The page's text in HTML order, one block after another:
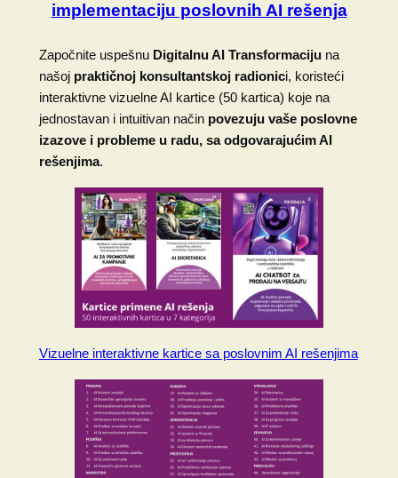
implementaciju poslovnih AI rešenja
Započnite uspešnu Digitalnu AI Transformacijuna
našoj praktičnoj konsultantskoj radionici, koristeći
interaktivne vizuelne AI kartice (50 kartica) koje na
jednostavan i intuitivan način povezuju vaše poslovne
izazove i probleme u radu, sa odgovarajućim AI
rešenjima.
Vizuelne interaktivne kartice sa poslovnim AI rešenjima